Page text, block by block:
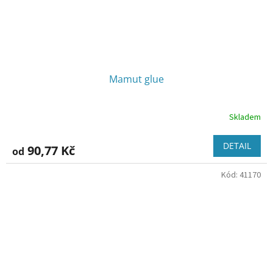
Mamut glue
Skladem
od 90,77 Kč DETAIL
Kód: 41170